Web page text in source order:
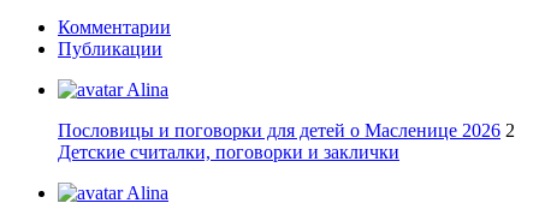
Комментарии
Публикации
Alina
Пословицы и поговорки для детей о Масленице 2026 2
Детские считалки, поговорки и заклички
Alina